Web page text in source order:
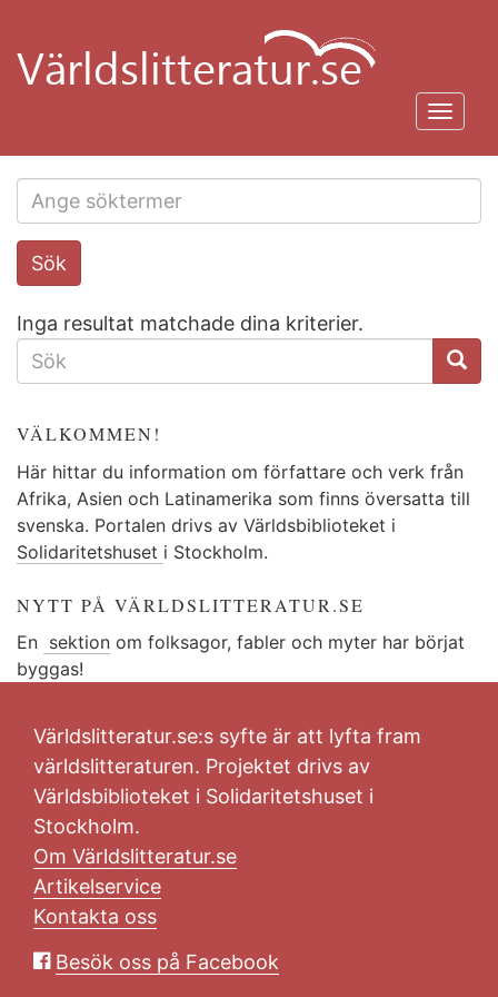
huvudinnehåll
Search
this
Sök
Inga resultat matchade dina kriterier.
SÖKFORMULÄR
VÄLKOMMEN!
Här hittar du information om författare och verk från
Afrika, Asien och Latinamerika som finns översatta till
svenska. Portalen drivs av Världsbiblioteket i
Solidaritetshuset i Stockholm.
NYTT PÅ VÄRLDSLITTERATUR.SE
En sektion om folksagor, fabler och myter har börjat
byggas!
Världslitteratur.se:s syfte är att lyfta fram
världslitteraturen. Projektet drivs av
Världsbiblioteket i Solidaritetshuset i
Stockholm.
Om Världslitteratur.se
Artikelservice
Kontakta oss
Besök oss på Facebook